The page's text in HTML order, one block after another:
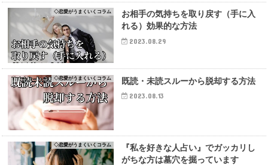
◇恋愛がうまくいくコラム
お相手の気持ちを取り戻す（手に入
れる）効果的な方法
2023.08.29
◇恋愛がうまくいくコラム 既読・未読スルーから脱却する方法
2023.08.13
◇恋愛がうまくいくコラム
『私を好きな人占い』でガッカリし
がちな方は墓穴を掘っています